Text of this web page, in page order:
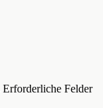
Erforderliche Felder